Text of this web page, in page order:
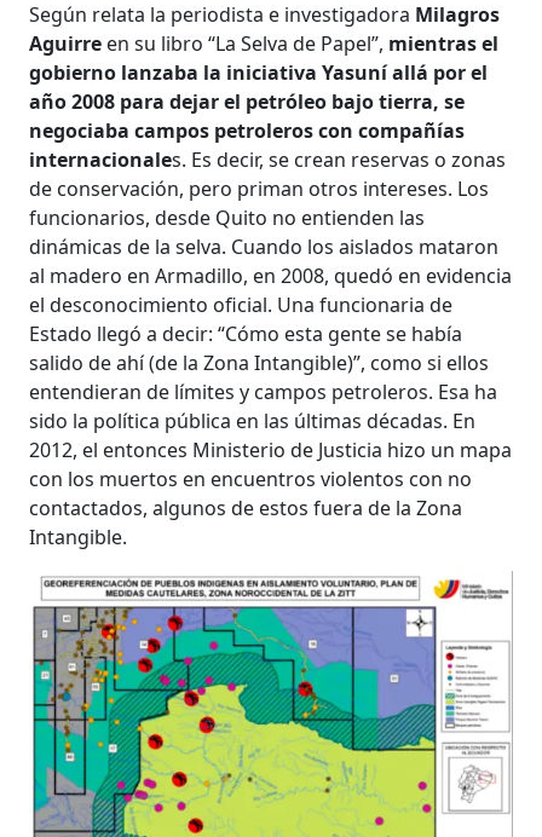
Según relata la periodista e investigadora Milagros
Aguirre en su libro “La Selva de Papel”, mientras el
gobierno lanzaba la iniciativa Yasuní allá por el
año 2008 para dejar el petróleo bajo tierra, se
negociaba campos petroleros con compañías
internacionales. Es decir, se crean reservas o zonas
de conservación, pero priman otros intereses. Los
funcionarios, desde Quito no entienden las
dinámicas de la selva. Cuando los aislados mataron
al madero en Armadillo, en 2008, quedó en evidencia
el desconocimiento oficial. Una funcionaria de
Estado llegó a decir: “Cómo esta gente se había
salido de ahí (de la Zona Intangible)”, como si ellos
entendieran de límites y campos petroleros. Esa ha
sido la política pública en las últimas décadas. En
2012, el entonces Ministerio de Justicia hizo un mapa
con los muertos en encuentros violentos con no
contactados, algunos de estos fuera de la Zona
Intangible.